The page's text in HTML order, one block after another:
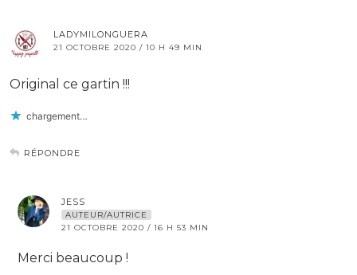
LADYMILONGUERA
21 OCTOBRE 2020 / 10 H 49 MIN
Original ce gartin !!!
chargement…
RÉPONDRE
JESS
AUTEUR/AUTRICE
21 OCTOBRE 2020 / 16 H 53 MIN
Merci beaucoup !